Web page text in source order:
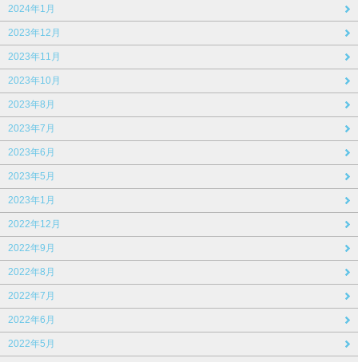
2024年1月
2023年12月
2023年11月
2023年10月
2023年8月
2023年7月
2023年6月
2023年5月
2023年1月
2022年12月
2022年9月
2022年8月
2022年7月
2022年6月
2022年5月